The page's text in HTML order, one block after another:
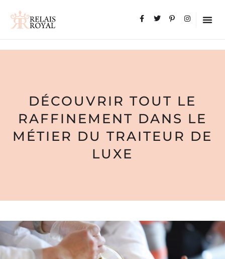
DÉCOUVRIR TOUT LE
RAFFINEMENT DANS LE
MÉTIER DU TRAITEUR DE
LUXE